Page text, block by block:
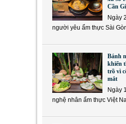
Cần
Ngày
người yêu ẩm thực Sài
Bánh
khiến
trồ vì
mắt
Ngày
nghệ nhân ẩm thực Việt